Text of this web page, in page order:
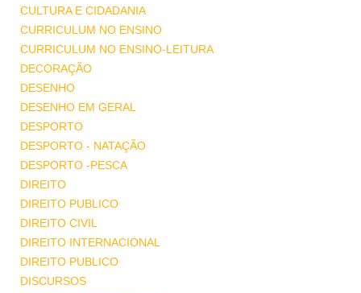
CULTURA E CIDADANIA
CURRICULUM NO ENSINO
CURRICULUM NO ENSINO-LEITURA
DECORAÇÃO
DESENHO
DESENHO EM GERAL
DESPORTO
DESPORTO - NATAÇÃO
DESPORTO -PESCA
DIREITO
DIREITO PUBLICO
DIREITO CIVIL
DIREITO INTERNACIONAL
DIREITO PUBLICO
DISCURSOS